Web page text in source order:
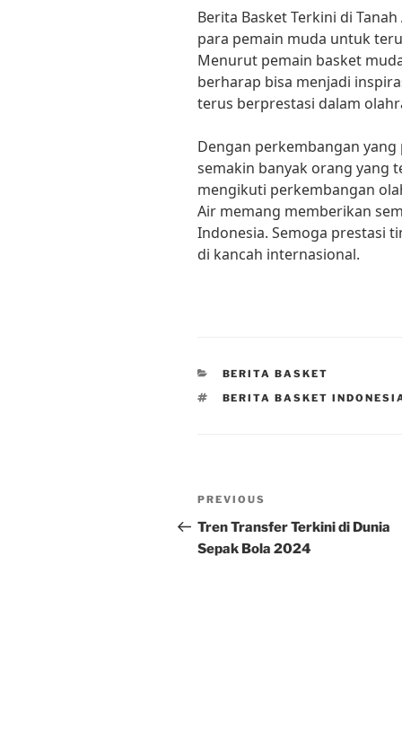
Berita Basket Terkini di
para pemain muda untuk
Menurut pemain basket
berharap bisa menjadi
terus berprestasi dalam
Dengan perkembangan
semakin banyak orang yang
mengikuti perkembangan
Air memang memberikan
Indonesia. Semoga prestasi
di kancah internasional.
CATEGORIES
BERITA BASKET
TAGS
BERITA BASKET
Post
navigation
Previous
Post
PREVIOUS
Tren Transfer Terkini di Dunia
Sepak Bola 2024